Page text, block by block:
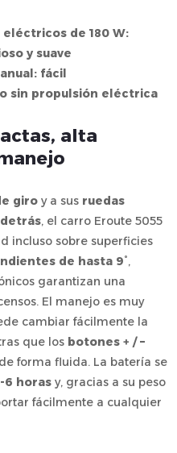
de 180 W:
y suave
fácil
sin propulsión eléctrica
alta
giro y a sus ruedas
detrás, el carro Eroute 5055
incluso sobre superficies
de hasta 9°,
garantizan una
El manejo es muy
cambiar fácilmente la
que los botones + / –
forma fluida. La batería se
6 horas y, gracias a su peso
fácilmente a cualquier